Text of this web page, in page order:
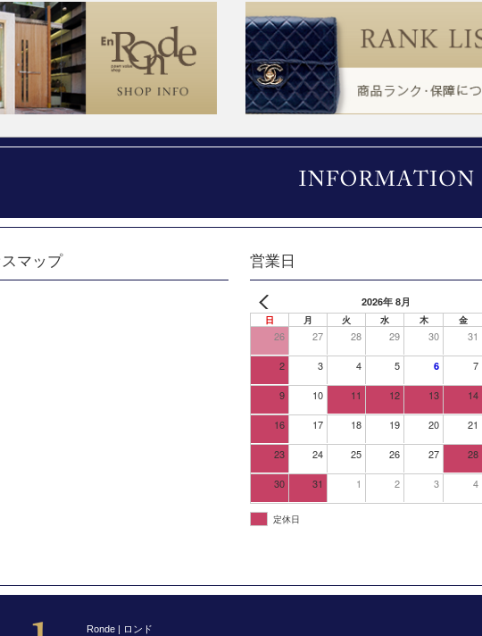
マップ 営業日
2026年 8月
日 月 火 水 木 金
26 27 28 29 30 31
2 3 4 5 6 7
9 10 11 12 13 14
16 17 18 19 20 21
23 24 25 26 27 28
30 31 1 2 3 4
定休日
Ronde | ロンド